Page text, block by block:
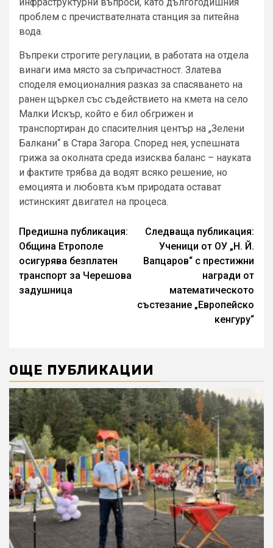
проблем с пречиствателната станция за питейна
вода.
Въпреки строгите регулации, в работата на отдела
винаги има място за съпричастност. Златева
споделя емоционалния разказ за спасяването на
ранен щъркел със съдействието на кмета на село
Малки Искър, който е бил обгрижен и
транспортиран до спасителния център на „Зелени
Балкани“ в Стара Загора. Според нея, успешната
грижа за околната среда изисква баланс – науката
и фактите трябва да водят всяко решение, но
емоцията и любовта към природата остават
истинският двигател на процеса.
Continue
Reading
Предишна публикация:
Община Етрополе
осигурява безплатен
транспорт за Черешова
задушница
Следваща публикация:
Ученици от ОУ „Н. Й.
Вапцаров“ с престижни
награди от
математическото
състезание „Европейско
кенгуру“
ОЩЕ ПУБЛИКАЦИИ